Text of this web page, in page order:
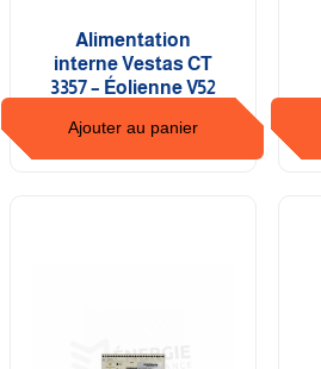
Alimentation
interne Vestas CT
3357 – Éolienne V52
Ajouter au panier